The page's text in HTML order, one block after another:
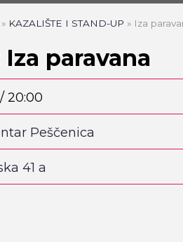
» KAZALIŠTE I STAND-UP » Iza
paravana
20:00
Peščenica
41 a